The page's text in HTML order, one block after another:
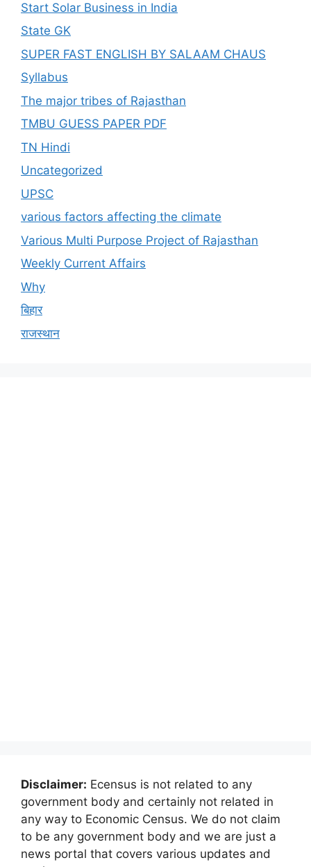
Start Solar Business in India
State GK
SUPER FAST ENGLISH BY SALAAM CHAUS
Syllabus
The major tribes of Rajasthan
TMBU GUESS PAPER PDF
TN Hindi
Uncategorized
UPSC
various factors affecting the climate
Various Multi Purpose Project of Rajasthan
Weekly Current Affairs
Why
बिहार
राजस्थान
Disclaimer: Ecensus is not related to any
government body and certainly not related in
any way to Economic Census. We do not claim
to be any government body and we are just a
news portal that covers various updates and